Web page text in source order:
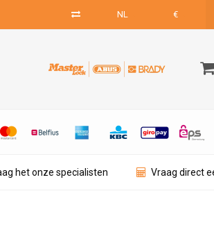
NL €
het onze specialisten Vraag direct